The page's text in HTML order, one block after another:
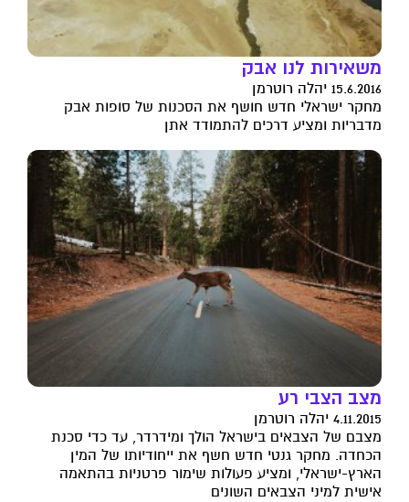
משאירות לנו אבק
15.6.2016 יהלה רוטרמן
מחקר ישראלי חדש חושף את הסכנות של סופות אבק
מדבריות ומציע דרכים להתמודד אתן
מצב הצבי רע
4.11.2015 יהלה רוטרמן
מצבם של הצבאים בישראל הולך ומידרדר, עד כדי סכנת
הכחדה. מחקר גנטי חדש חשף את ייחודיותו של המין
הארץ-ישראלי, ומציע פעולות שימור פרטניות בהתאמה
אישית למיני הצבאים השונים